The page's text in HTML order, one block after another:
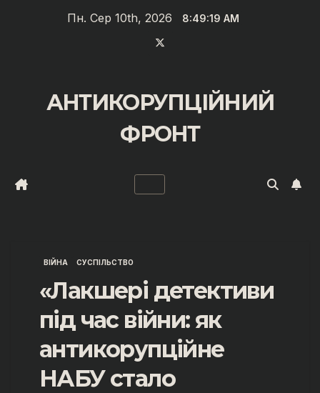
Пн. Сер 10th, 2026 8:49:20 AM
АНТИКОРУПЦІЙНИЙ
ФРОНТ
ВІЙНА СУСПІЛЬСТВО
«Лакшері детективи
під час війни: як
антикорупційне
НАБУ стало